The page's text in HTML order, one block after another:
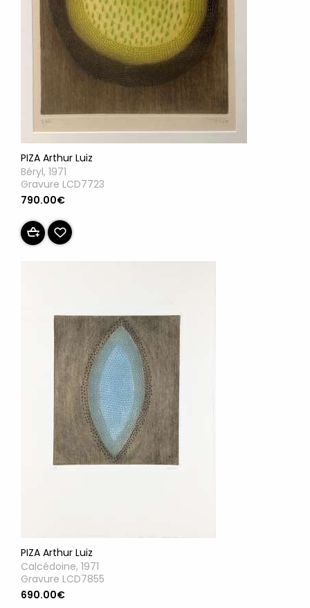
PIZA Arthur Luiz
Béryl, 1971
Gravure LCD7723
790.00€
PIZA Arthur Luiz
Calcédoine, 1971
Gravure LCD7855
690.00€